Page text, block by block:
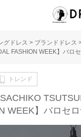
グドレス > ブランドドレス
FASHION WEEK】バロ
トレンド
SACHIKO
WEEK】バロセ